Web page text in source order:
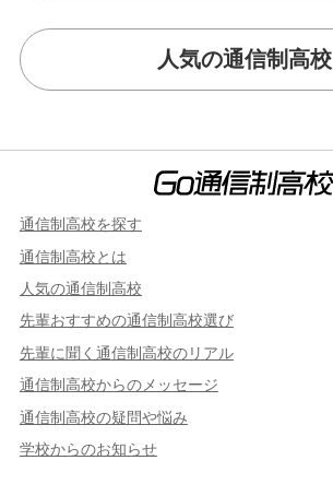
人気の通信制高校
通信制高校を探す
通信制高校とは
人気の通信制高校
先輩おすすめの通信制高校選び
先輩に聞く通信制高校のリアル
通信制高校からのメッセージ
通信制高校の疑問や悩み
学校からのお知らせ